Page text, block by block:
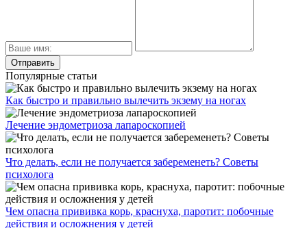
Популярные статьи
Как быстро и правильно вылечить экзему на ногах
Лечение эндометриоза лапароскопией
Что делать, если не получается забеременеть? Советы
психолога
Чем опасна прививка корь, краснуха, паротит: побочные
действия и осложнения у детей